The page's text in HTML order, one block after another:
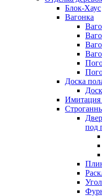
Блок-Хаус
Вагонка
Доска
Имитация
под